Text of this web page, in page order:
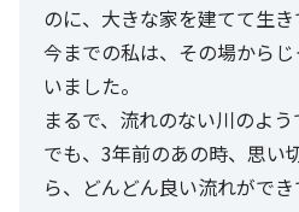
のに、大きな家を建てて生き
今までの私は、その場から
いました。
まるで、流れのない川のよう
でも、3年前のあの時、思い
ら、どんどん良い流れができ